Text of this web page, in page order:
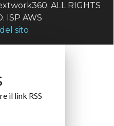
ALL RIGHTS
ISP AWS
sito
il link RSS